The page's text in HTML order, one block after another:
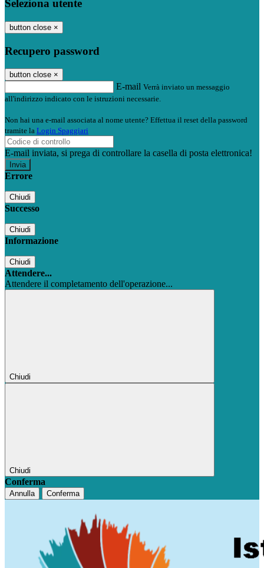
Seleziona utente
button close ×
Recupero password
button close ×
E-mail Verrà inviato un messaggio
all'indirizzo indicato con le istruzioni necessarie.
Non hai una e-mail associata al nome utente? Effettua il reset della password
tramite la Login Spaggiari
E-mail inviata, si prega di controllare la casella di posta elettronica!
Errore
Chiudi
Successo
Chiudi
Informazione
Chiudi
Attendere...
Attendere il completamento dell'operazione...
Chiudi
Chiudi
Conferma
Annulla Conferma